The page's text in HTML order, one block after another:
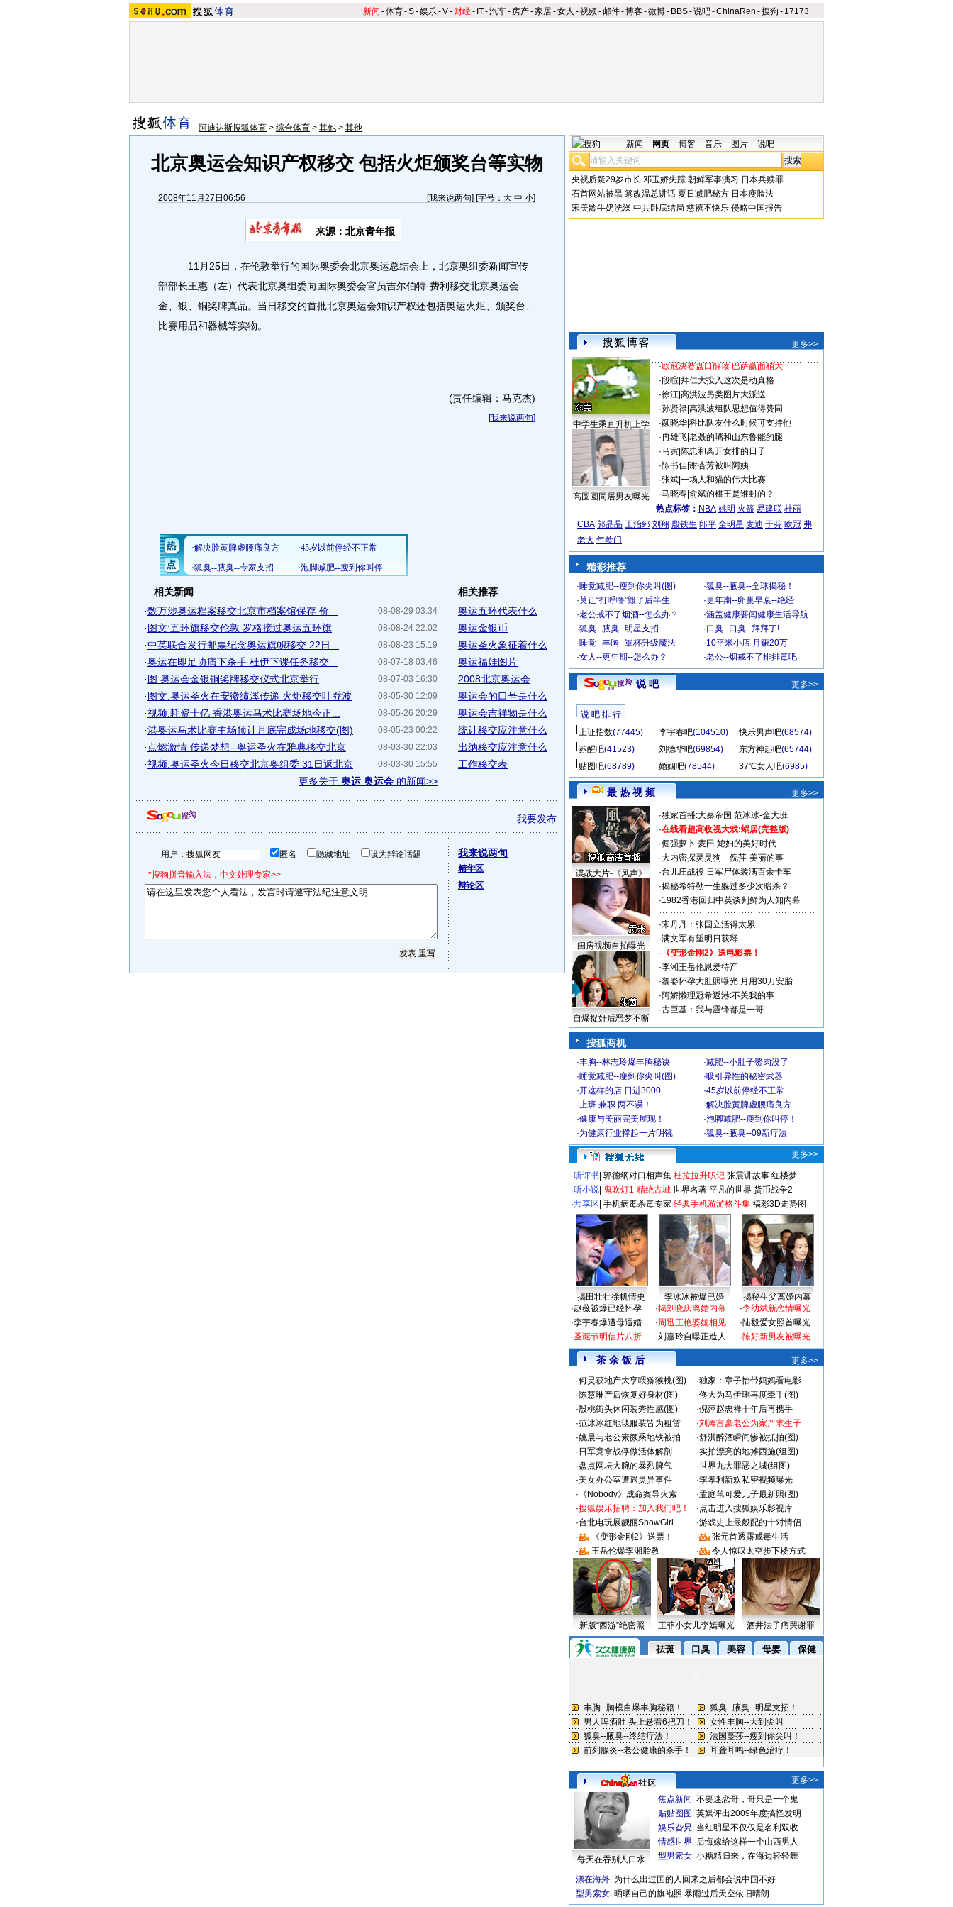
新闻 -体育-S-娱乐-V- 财经- IT-汽车- 房产-家居-女人 -视频-邮件-博客-微博- BBS-说吧-ChinaRen -搜狗 - 17173
阿迪达斯搜狐体育 > 综合体育 > 其他 > 其他
北京奥运会知识产权移交 包括火炬颁奖台等实物
2008年11月27日06:56 [我来说两句] [字号： 大 中 小]
来源：北京青年报
11月25日，在伦敦举行的国际奥委会北京奥运总结会上，北京奥组委新闻宣传
部部长王惠（左）代表北京奥组委向国际奥委会官员吉尔伯特·费利移交北京奥运会
金、银、铜奖牌真品。当日移交的首批北京奥运会知识产权还包括奥运火炬、颁奖台、
比赛用品和器械等实物。
(责任编辑：马克杰)
[我来说两句]
相关新闻
08-08-29 03:34
·数万涉奥运档案移交北京市档案馆保存 价...
08-08-24 22:02
·图文:五环旗移交伦敦 罗格接过奥运五环旗
08-08-23 15:19
·中英联合发行邮票纪念奥运旗帜移交 22日...
08-07-18 03:46
·奥运在即足协痛下杀手 杜伊下课任务移交...
08-07-03 16:30
·图:奥运会金银铜奖牌移交仪式北京举行
08-05-30 12:09
·图文:奥运圣火在安徽绩溪传递 火炬移交叶乔波
08-05-26 20:29
·视频:耗资十亿 香港奥运马术比赛场地今正...
08-05-23 00:22
·港奥运马术比赛主场预计月底完成场地移交(图)
08-03-30 22:03
· 点燃激情 传递梦想--奥运圣火在雅典移交北京
08-03-30 15:55
·视频:奥运圣火今日移交北京奥组委 31日返北京
更多关于 奥运 奥运会 的新闻>>
相关推荐
奥运五环代表什么
奥运金银币
奥运圣火象征着什么
奥运福娃图片
2008北京奥运会
奥运会的口号是什么
奥运会吉祥物是什么
统计移交应注意什么
出纳移交应注意什么
工作移交表
我要发布
用户： 匿名 隐藏地址 设为辩论话题
*搜狗拼音输入法，中文处理专家>>
我来说两句
精华区
辩论区
新闻 网页 博客 音乐 图片 说吧
央视质疑29岁市长 邓玉娇失踪 朝鲜军事演习 日本兵赎罪
石首网站被黑 篡改温总讲话 夏日减肥秘方 日本瘦脸法
宋美龄牛奶洗澡 中共卧底结局 慈禧不快乐 侵略中国报告
更多>>
中学生乘直升机上学
高圆圆同居男友曝光
·欧冠决赛盘口解读 巴萨赢面稍大
·段暄 拜仁大投入这次是动真格
·徐江| 高洪波另类图片大派送
·孙贤禄| 高洪波组队思想值得赞同
·颜晓华| 科比队友什么时候可支持他
·冉雄飞| 老聂的嘴和山东鲁能的腿
·马寅| 陈忠和离开女排的日子
·陈书佳| 谢杏芳被叫阿姨
·张斌| 一场人和猫的伟大比赛
·马晓春| 俞斌的棋王是谁封的？
热点标签： NBA 姚明 火箭 易建联 杜丽
CBA 郭晶晶 王治郅 刘翔 殷铁生 郎平 全明星 麦迪 于芬 欧冠 弗
老大 年龄门
精彩推荐
·睡觉减肥--瘦到你尖叫(图) ·狐臭--腋臭--全球揭秘！
·莫让“打呼噜”毁了后半生 ·更年期--卵巢早衰--绝经
·老公戒不了烟酒--怎么办？ ·涵盖健康要闻健康生活导航
·狐臭--腋臭--明星支招 ·口臭--口臭--拜拜了!
·睡觉--丰胸--罩杯升级魔法 ·10平米小店 月赚20万
·女人--更年期--怎么办？ ·老公--烟戒不了排排毒吧
说 吧 更多>>
说 吧 排 行
上证指数(77445) 李宇春吧(104510) 快乐男声吧(68574)
苏醒吧(41523) 刘德华吧(69854) 东方神起吧(65744)
贴图吧(68789) 婚姻吧(78544) 37℃女人吧(6985)
最 热 视 频 更多>>
谍战大片-《风声》
闺房视频自拍曝光
自爆捉奸后恶梦不断
·独家首播:大秦帝国 范冰冰-金大班
·在线看超高收视大戏:蜗居(完整版)
·倔强萝卜 麦田 媳妇的美好时代
·大内密探灵灵狗
倪萍-美丽的事
·台儿庄战役 日军尸体装满百余卡车
·揭秘希特勒一生躲过多少次暗杀？
·1982香港回归中英谈判鲜为人知内幕
·宋丹丹：张国立活得太累
·满文军有望明日获释
· 《变形金刚2》送电影票！
·李湘王岳伦恩爱待产
·黎姿怀孕大肚照曝光 月用30万安胎
·阿娇懒理冠希返港:不关我的事
·古巨基：我与霆锋都是一哥
搜狐商机
·丰胸--林志玲爆丰胸秘诀 ·减肥--小肚子赘肉没了
·睡觉减肥--瘦到你尖叫(图) ·吸引异性的秘密武器
·开这样的店 日进3000 ·45岁以前停经不正常
·上班 兼职 两不误！ ·解决脸黄脾虚腰痛良方
·健康与美丽完美展现！ ·泡脚减肥--瘦到你叫停！
·为健康行业撑起一片明镜 ·狐臭--腋臭--09新疗法
更多>>
·听评书 郭德纲对口相声集 杜拉拉升职记 张震讲故事 红楼梦
·听小说 鬼吹灯1-精绝古城 世界名著 平凡的世界 货币战争2
·共享区 手机病毒杀毒专家 经典手机游游格斗集 福彩3D走势图
揭田壮壮徐帆情史 李冰冰被爆已婚
揭秘生父离婚内幕
·赵薇被爆已经怀孕
·李宇春爆遭母逼婚
·圣诞节明信片八折
·揭刘晓庆离婚内幕
·周迅王艳婆媳相见
·刘嘉玲自曝正造人
·李幼斌新恋情曝光
·陆毅爱女照首曝光
·陈好新男友被曝光
茶 余 饭 后
更多>>
·何炅获地产大亨喂猕猴桃(图) ·独家：章子怡带妈妈看电影
·陈慧琳产后恢复好身材(图) ·佟大为马伊琍再度牵手(图)
·殷桃街头休闲装秀性感(图) ·倪萍赵忠祥十年后再携手
·范冰冰红地毯服装皆为租赁 ·刘涛富豪老公为家产求生子
·姚晨与老公素颜乘地铁被拍 ·舒淇醉酒瞬间惨被抓拍(图)
· 日军竟拿战俘做活体解剖 ·实拍漂亮的地摊西施(组图)
·盘点网坛大腕的暴烈脾气 ·世界九大罪恶之城(组图)
·美女办公室遭遇灵异事件 ·李孝利新欢私密视频曝光
· 《Nobody》成命案导火索 ·孟庭苇可爱儿子最新照(图)
·搜狐娱乐招聘：加入我们吧！ ·点击进入搜狐娱乐影视库
·台北电玩展靓丽ShowGirl ·游戏史上最般配的十对情侣
·
《变形金刚2》送票！ ·
张元首透露戒毒生活
·
王岳伦爆李湘胎教 · 令人惊叹太空步下楼方式
新版“西游”绝密照 王菲小女儿李嫣曝光 酒井法子痛哭谢罪
更多>>
每天在吞别人口水
焦点新闻 不要迷恋哥，哥只是一个鬼
贴贴图图 英媒评出2009年度搞怪发明
娱乐旮旯 当红明星不仅仅是名利双收
情感世界 后悔嫁给这样一个山西男人
型男索女 小糖精归来，在海边轻轻舞
漂在海外 为什么出过国的人回来之后都会说中国不好
型男索女 晒晒自己的旗袍照 暴雨过后天空依旧晴朗